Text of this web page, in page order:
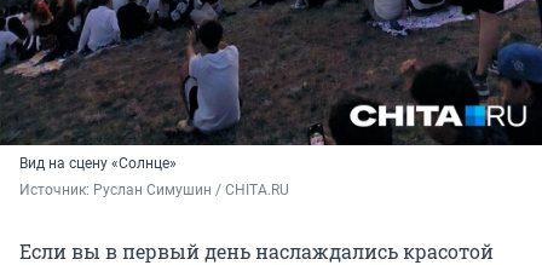
Вид на сцену «Солнце»
Источник: Руслан Симушин / CHITA.RU
Если вы в первый день наслаждались красотой